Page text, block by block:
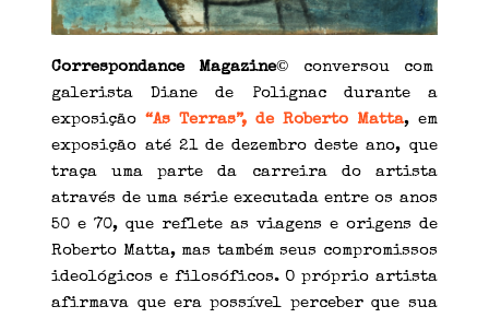
Correspondance Magazine© conversou com
galerista Diane de Polignac durante a
exposição“As Terras”, de Roberto Matta, em
exposição até 21 de dezembro deste ano, que
traça uma parte da carreira do artista
através de uma série executada entre os anos
50 e 70, que reflete as viagens e origens de
Roberto Matta, mas também seus compromissos
ideológicos e filosóficos. O próprio artista
afirmava que era possível perceber que sua